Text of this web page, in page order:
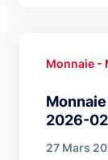
2026-02
Monnaie -
27 Mars